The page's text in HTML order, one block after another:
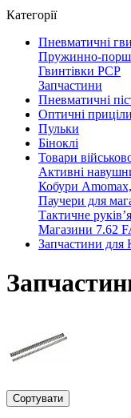
Категорії
Пневматичні
Пружинно-
Гвинтівки PCP
Запчастини
Пневматичні
Оптичні приціли
Пульки
Біноклі
Товари
Активні
Кобури
Паучери для
Тактичне
Магазини 7.62
Запчастини для
Сортувати